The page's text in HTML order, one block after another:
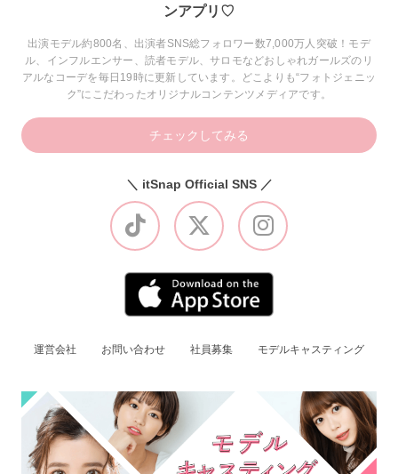
ンアプリ♡
出演モデル約800名、出演者SNS総フォロワー数7,000万人突破！モデ
ル、インフルエンサー、読者モデル、サロモなどおしゃれガールズのリ
アルなコーデを毎日19時に更新しています。どこよりも“フォトジェニッ
ク”にこだわったオリジナルコンテンツメディアです。
チェックしてみる
＼ itSnap Official SNS ／
運営会社 お問い合わせ 社員募集 モデルキャスティング